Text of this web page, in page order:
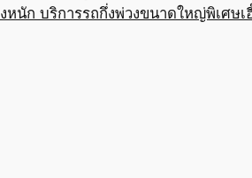
หนัก บริการรถกึ่งพ่วงขนาดใหญ่พิเศษ